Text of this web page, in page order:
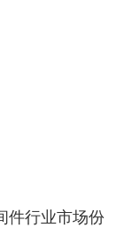
件行业市场份